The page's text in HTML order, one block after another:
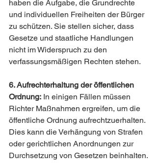
haben die Aufgabe, die Grundrechte
und individuellen Freiheiten der Bürger
zu schützen. Sie stellen sicher, dass
Gesetze und staatliche Handlungen
nicht im Widerspruch zu den
verfassungsmäßigen Rechten stehen.
6. Aufrechterhaltung der öffentlichen
Ordnung: In einigen Fällen müssen
Richter Maßnahmen ergreifen, um die
öffentliche Ordnung aufrechtzuerhalten.
Dies kann die Verhängung von Strafen
oder gerichtlichen Anordnungen zur
Durchsetzung von Gesetzen beinhalten.